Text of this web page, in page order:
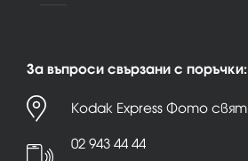
За въпроси свързани с поръчки:
Kodak Express Фото свят
02 943 44 44